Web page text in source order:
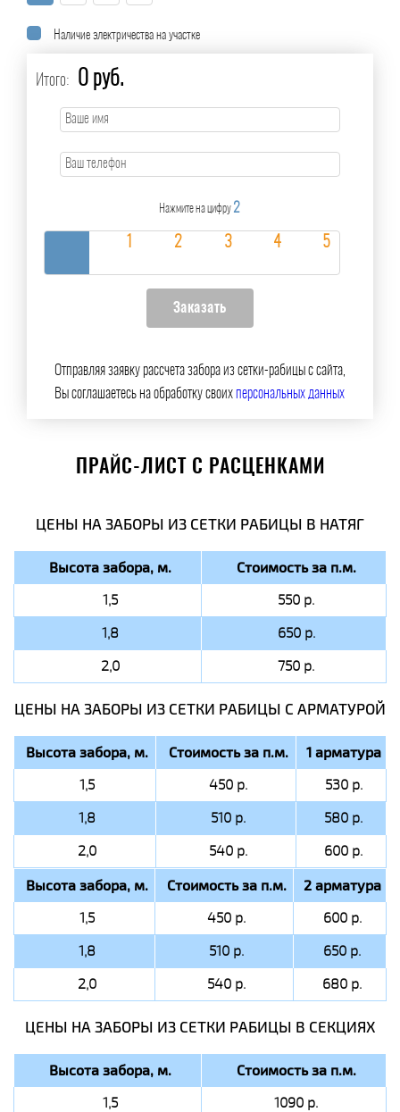
Наличие электричества на участке
Итого: 0 руб.
Нажмите на цифру 2
Отправляя заявку рассчета забора из сетки-рабицы с сайта,
Вы соглашаетесь на обработку своихперсональных данных
ПРАЙС-ЛИСТ С РАСЦЕНКАМИ
ЦЕНЫ НА ЗАБОРЫ ИЗ СЕТКИ РАБИЦЫ В НАТЯГ
Высота забора, м. Стоимость за п.м.
1,5
550 р.
1,8
650 р.
2,0
750 р.
ЦЕНЫ НА ЗАБОРЫ ИЗ СЕТКИ РАБИЦЫ C АРМАТУРОЙ
Высота забора, м. Стоимость за п.м. 1 арматура
1,5 450 р.
530 р.
1,8
510 р.
580 р.
2,0
540 р. 600 р.
Высота забора, м. Стоимость за п.м. 2 арматура
1,5 450 р.
600 р.
1,8
510 р.
650 р.
2,0
540 р. 680 р.
ЦЕНЫ НА ЗАБОРЫ ИЗ СЕТКИ РАБИЦЫ В СЕКЦИЯХ
Высота забора, м. Стоимость за п.м.
1,5 1090 р.